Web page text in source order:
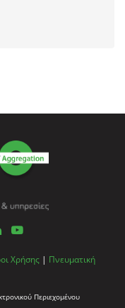
Χρήσης | Πνευματική
Περιεχομένου